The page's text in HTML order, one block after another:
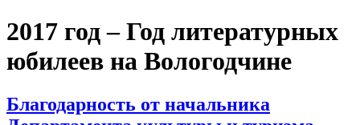
2017 год – Год литературных
юбилеев на Вологодчине
Благодарность от начальника